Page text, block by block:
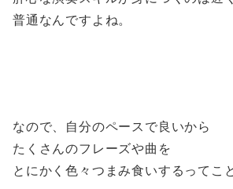
普通なんですよね。
なので、自分のペースで良いから
たくさんのフレーズや曲を
とにかく色々つまみ食いするってこ